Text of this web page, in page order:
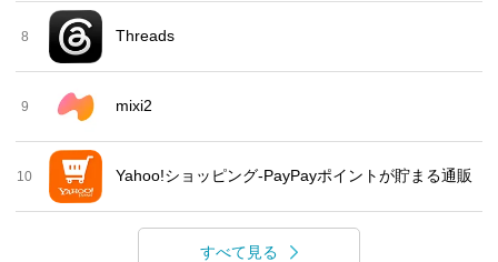
8 Threads
9 mixi2
10 Yahoo!ショッピング-PayPayポイントが貯まる通販
すべて見る